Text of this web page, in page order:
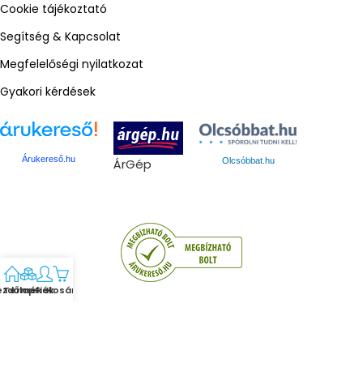
Cookie tájékoztató
Segítség & Kapcsolat
Megfelelőségi nyilatkozat
Gyakori kérdések
Árukereső.hu ÁrGép Olcsóbbat.hu
Termékek
FiókKosár